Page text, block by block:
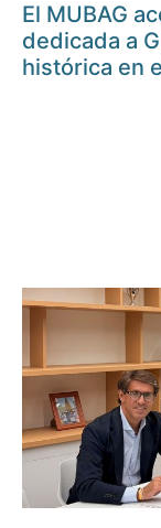
El MUBAG
dedicada a
histórica en